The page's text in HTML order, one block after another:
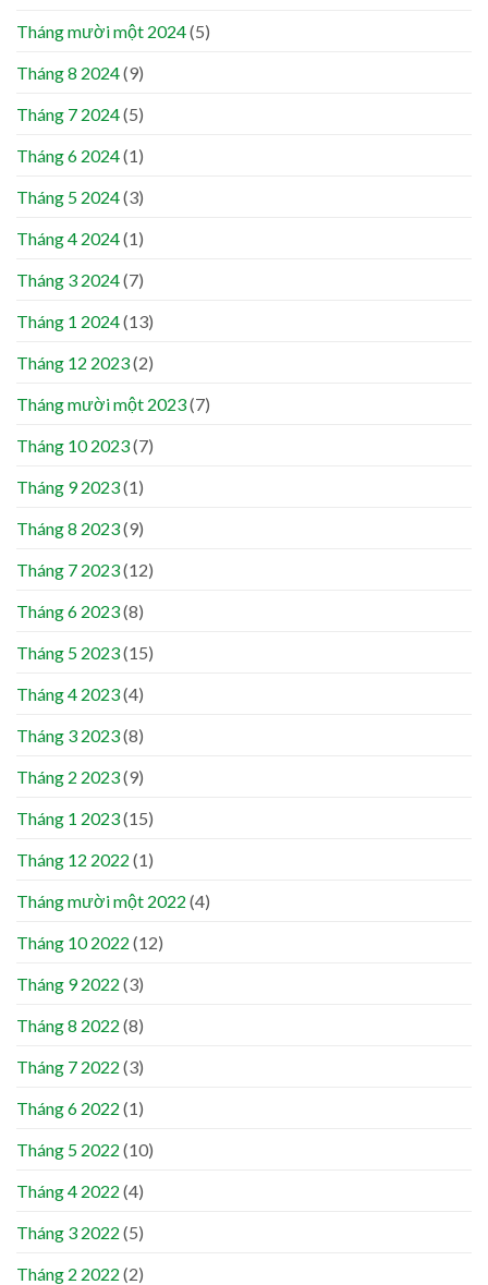
Tháng mười một 2024(5)
Tháng 8 2024(9)
Tháng 7 2024(5)
Tháng 6 2024(1)
Tháng 5 2024(3)
Tháng 4 2024(1)
Tháng 3 2024(7)
Tháng 1 2024(13)
Tháng 12 2023(2)
Tháng mười một 2023(7)
Tháng 10 2023(7)
Tháng 9 2023(1)
Tháng 8 2023(9)
Tháng 7 2023(12)
Tháng 6 2023(8)
Tháng 5 2023(15)
Tháng 4 2023(4)
Tháng 3 2023(8)
Tháng 2 2023(9)
Tháng 1 2023(15)
Tháng 12 2022 (1)
Tháng mười một 2022 (4)
Tháng 10 2022 (12)
Tháng 9 2022 (3)
Tháng 8 2022 (8)
Tháng 7 2022 (3)
Tháng 6 2022 (1)
Tháng 5 2022 (10)
Tháng 4 2022 (4)
Tháng 3 2022 (5)
Tháng 2 2022 (2)